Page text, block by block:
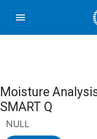
menu
Moisture
SMART Q
NULL